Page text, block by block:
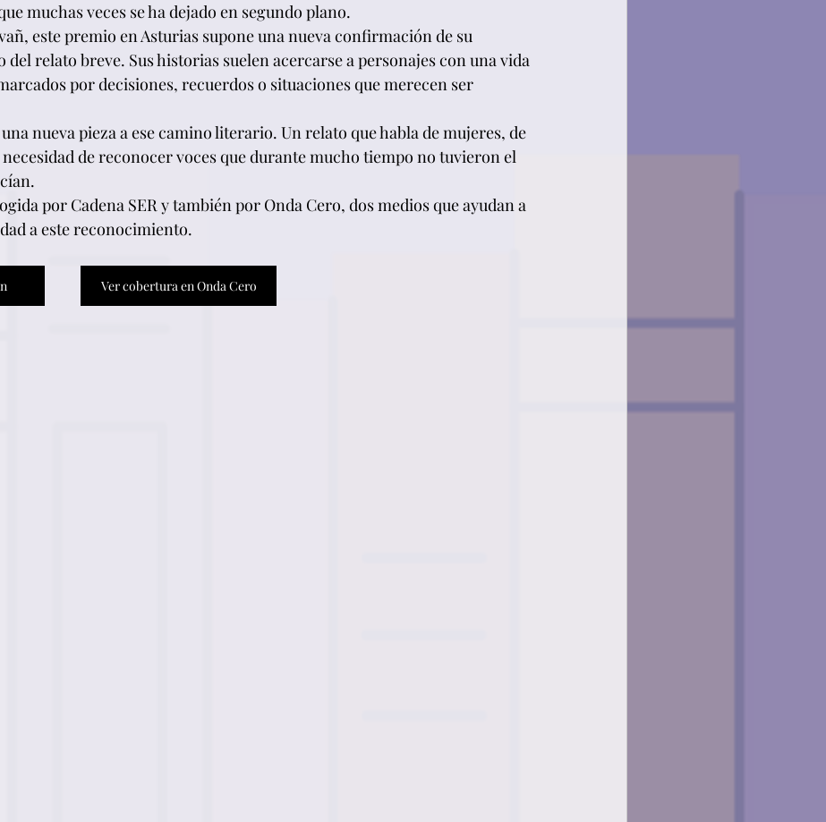
muchas veces se ha dejado en segundo plano.
este premio en Asturias supone una nueva confirmación de su
relato breve. Sus historias suelen acercarse a personajes con una vida
por decisiones, recuerdos o situaciones que merecen ser
nueva pieza a ese camino literario. Un relato que habla de mujeres, de
necesidad de reconocer voces que durante mucho tiempo no tuvieron el
por Cadena SER y también por Onda Cero, dos medios que ayudan a
a este reconocimiento.
Ver cobertura en Onda Cero